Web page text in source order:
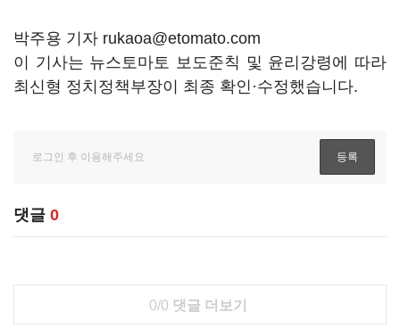
박주용 기자 rukaoa@etomato.com
이 기사는 뉴스토마토 보도준칙 및 윤리강령에 따라
최신형 정치정책부장이 최종 확인·수정했습니다.
댓글 0
0/0 댓글 더보기